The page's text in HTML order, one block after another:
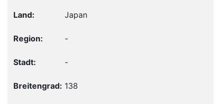
Japan
-
-
138